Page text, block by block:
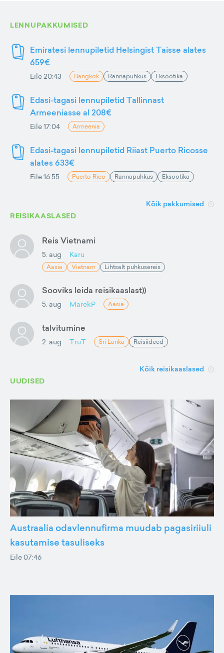
LENNUPAKKUMISED
Emiratesi lennupiletid Helsingist Taisse alates
659€
Eile 20:43 Bangkok Rannapuhkus Eksootika
Edasi-tagasi lennupiletid Tallinnast
Armeeniasse al 208€
Eile 17:04 Armeenia
Edasi-tagasi lennupiletid Riiast Puerto Ricosse
alates 633€
Eile 16:55 Puerto Rico Rannapuhkus Eksootika
Kõik pakkumised
REISIKAASLASED
Reis Vietnami
5. aug Karu
Aasia Vietnam Lihtsalt puhkusereis
Sooviks leida reisikaaslast))
5. aug MarekP Aasia
talvitumine
2. aug TruT Sri Lanka Reisiideed
Kõik reisikaaslased
UUDISED
Austraalia odavlennufirma muudab pagasiriiuli
kasutamise tasuliseks
Eile 07:46